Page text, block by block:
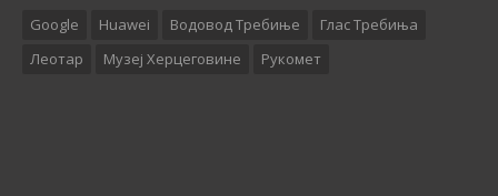
Google Huawei Водовод Требиње
Глас Требиња
Леотар
Музеј Херцеговине Рукомет